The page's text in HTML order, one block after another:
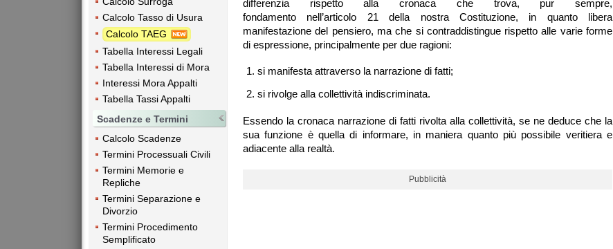
Calcolo Tasso di Usura
Calcolo TAEG
Tabella Interessi Legali
Tabella Interessi di Mora
Interessi Mora Appalti
Tabella Tassi Appalti
Scadenze e Termini
Calcolo Scadenze
Termini Processuali Civili
Termini Memorie e
Repliche
Termini Separazione e
Divorzio
Termini Procedimento
Semplificato
differenzia rispetto alla cronaca che trova, pur sempre,
fondamento nell’articolo 21 della nostra Costituzione, in quanto libera
manifestazione del pensiero, ma che si contraddistingue rispetto alle varie forme
di espressione, principalmente per due ragioni:
si manifesta attraverso la narrazione di fatti;
si rivolge alla collettività indiscriminata.
Essendo la cronaca narrazione di fatti rivolta alla collettività, se ne deduce che la
sua funzione è quella di informare, in maniera quanto più possibile veritiera e
adiacente alla realtà.
Pubblicità